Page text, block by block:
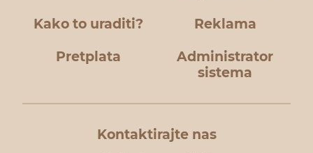
Kako to uraditi? Reklama
Pretplata
Administrator
sistema
Kontaktirajte nas